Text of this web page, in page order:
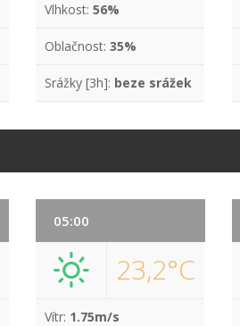
Vlhkost:56%
Oblačnost:35%
Srážky [3h]: beze srážek
05:00
23,2°C
Vítr: 1.75m/s